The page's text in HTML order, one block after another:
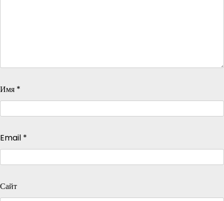
Имя *
Email *
Сайт